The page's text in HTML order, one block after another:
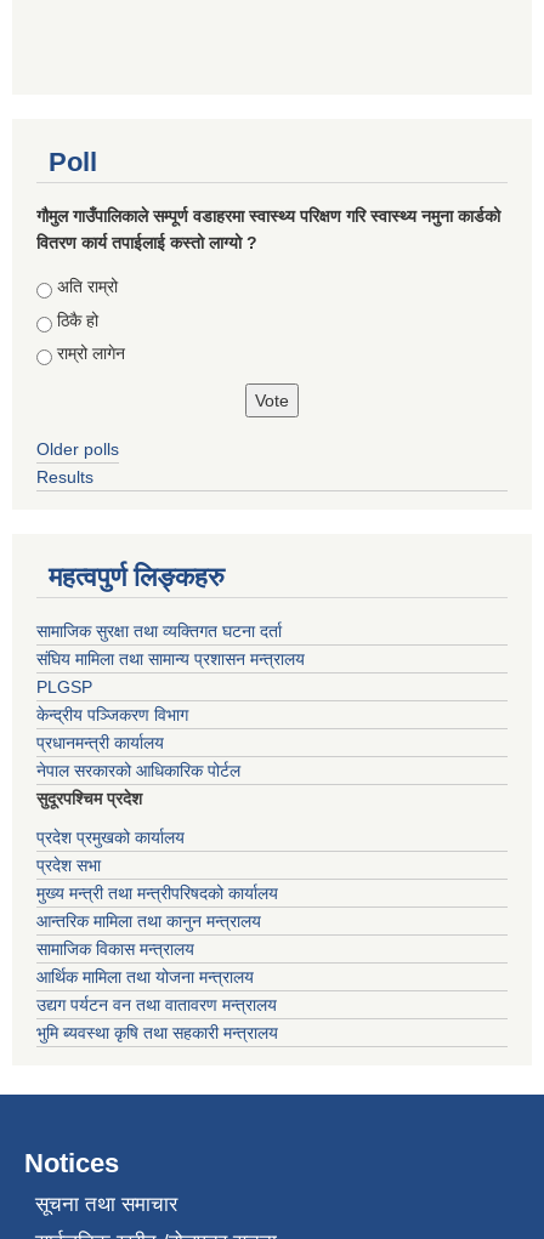
Poll
गौमुल गाउँपालिकाले सम्पूर्ण वडाहरमा स्वास्थ्य परिक्षण गरि स्वास्थ्य नमुना कार्डको
वितरण कार्य तपाईलाई कस्तो लाग्यो ?
Choices
अति राम्रो
ठिकै हो
राम्रो लागेन
Older polls
Results
महत्वपुर्ण लिङ्कहरु
सामाजिक सुरक्षा तथा व्यक्तिगत घटना दर्ता
संघिय मामिला तथा सामान्य प्रशासन मन्त्रालय
PLGSP
केन्द्रीय पञ्जिकरण विभाग
प्रधानमन्त्री कार्यालय
नेपाल सरकारको आधिकारिक पोर्टल
सुदूरपश्चिम प्रदेश
प्रदेश प्रमुखको कार्यालय
प्रदेश सभा
मुख्य मन्त्री तथा मन्त्रीपरिषदको कार्यालय
आन्तरिक मामिला तथा कानुन मन्त्रालय
सामाजिक विकास मन्त्रालय
आर्थिक मामिला तथा योजना मन्त्रालय
उद्यग पर्यटन वन तथा वातावरण मन्त्रालय
भुमि ब्यवस्था कृषि तथा सहकारी मन्त्रालय
Notices
सूचना तथा समाचार